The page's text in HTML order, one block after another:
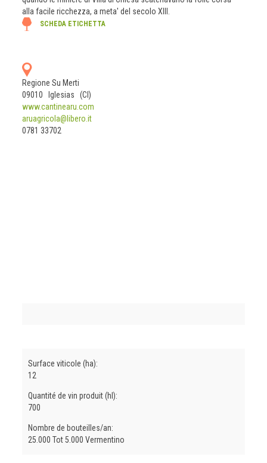
alla facile ricchezza, a meta' del secolo XIII.
SCHEDA ETICHETTA
Regione Su Merti
09010 Iglesias (CI)
www.cantinearu.com
aruagricola@libero.it
0781 33702
Surface viticole (ha):
12
Quantité de vin produit (hl):
700
Nombre de bouteilles/an:
25.000 Tot 5.000 Vermentino